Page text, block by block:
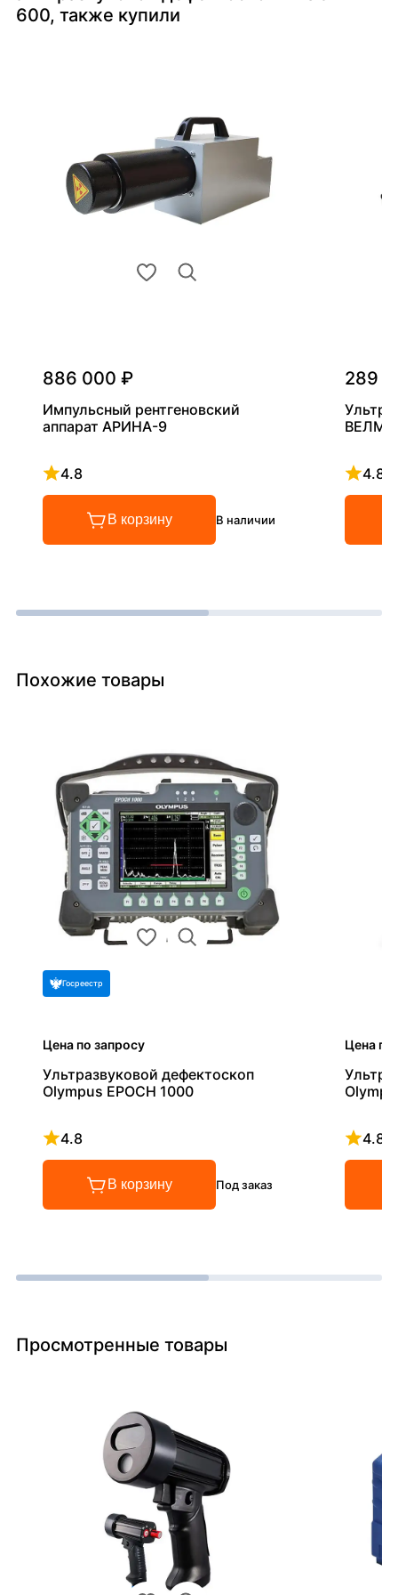
600, также купили
886 000 ₽
Импульсный рентгеновский
аппарат АРИНА-9
4.8
Рейтинг 4.8 из 5
В корзину В наличии
289
4.8
Похожие товары
Госреестр
Цена по запросу
Ультразвуковой дефектоскоп
Olympus EPOCH 1000
4.8
Рейтинг 4.8 из 5
В корзину Под заказ
Цена по
4.8
Просмотренные товары